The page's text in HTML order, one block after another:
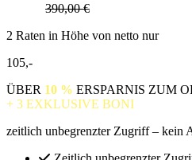
390,00 €
2 Raten in Höhe von netto nur
105,-
ÜBER 10 % ERSPARNIS ZUM
+ 3 EXKLUSIVE BONI
zeitlich unbegrenzter Zugriff – kein